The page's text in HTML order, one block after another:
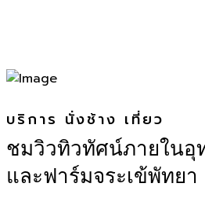
บริการ นั่งช้าง เที่ยว
ชมวิวทิวทัศน์ภายใน
และฟาร์มจระเข้พัทยา